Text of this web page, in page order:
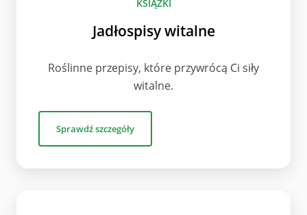
KSIĄŻKI
Jadłospisy witalne
Roślinne przepisy, które przywrócą Ci siły
witalne.
Sprawdź szczegóły